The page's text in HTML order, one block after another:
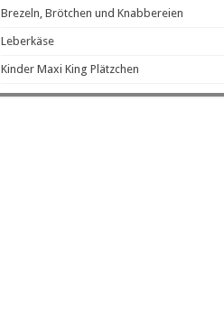
Brezeln, Brötchen und Knabbereien
Leberkäse
Kinder Maxi King Plätzchen